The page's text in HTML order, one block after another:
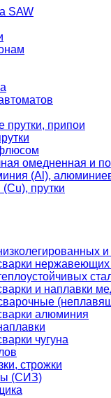
SAW
прутки, припои
омедненная и
(Al),
прутки
и
и наплавки
алюминия
чугуна
строжки
(СИЗ)